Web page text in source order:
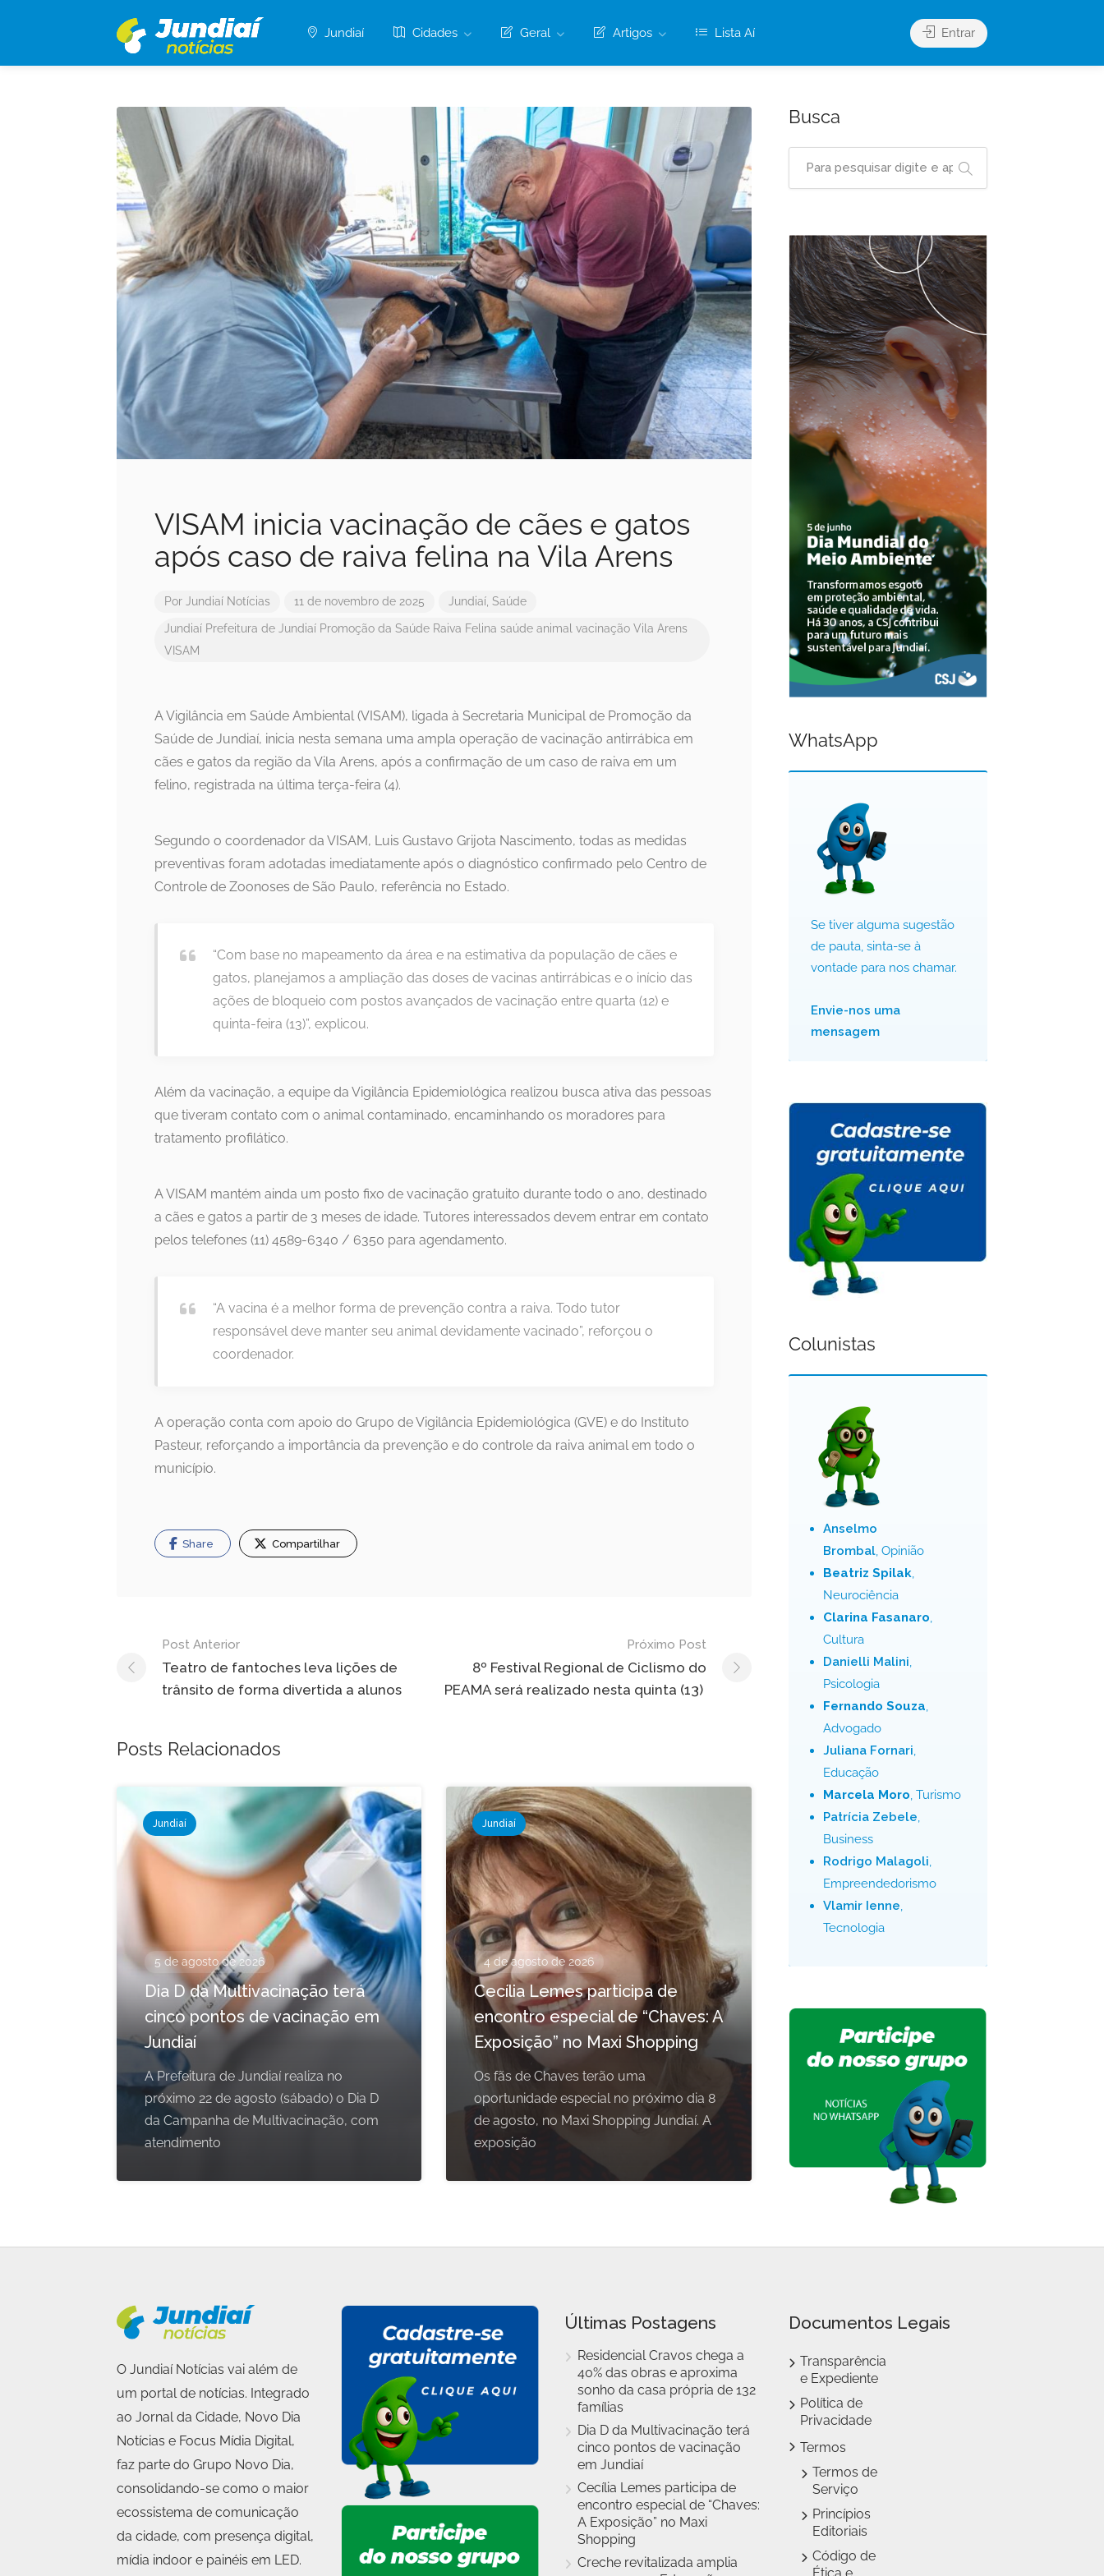
Jundiaí Cidades Geral Artigos Lista Aí Entrar
VISAM inicia vacinação de cães e gatos
após caso de raiva felina na Vila Arens
Por Jundiaí Notícias 11 de novembro de 2025 Jundiaí Saúde
Jundiaí Prefeitura de Jundiaí Promoção da Saúde Raiva Felina saúde animal vacinação Vila Arens
VISAM
A Vigilância em Saúde Ambiental (VISAM), ligada à Secretaria Municipal de Promoção da
Saúde de Jundiaí, inicia nesta semana uma ampla operação de vacinação antirrábica em
cães e gatos da região da Vila Arens, após a confirmação de um caso de raiva em um
felino, registrada na última terça-feira (4).
Segundo o coordenador da VISAM, Luis Gustavo Grijota Nascimento, todas as medidas
preventivas foram adotadas imediatamente após o diagnóstico confirmado pelo Centro de
Controle de Zoonoses de São Paulo, referência no Estado.
“Com base no mapeamento da área e na estimativa da população de cães e
gatos, planejamos a ampliação das doses de vacinas antirrábicas e o início das
ações de bloqueio com postos avançados de vacinação entre quarta (12) e
quinta-feira (13)”, explicou.
Além da vacinação, a equipe da Vigilância Epidemiológica realizou busca ativa das pessoas
que tiveram contato com o animal contaminado, encaminhando os moradores para
tratamento profilático.
A VISAM mantém ainda um posto fixo de vacinação gratuito durante todo o ano, destinado
a cães e gatos a partir de 3 meses de idade. Tutores interessados devem entrar em contato
pelos telefones (11) 4589-6340 / 6350 para agendamento.
“A vacina é a melhor forma de prevenção contra a raiva. Todo tutor
responsável deve manter seu animal devidamente vacinado”, reforçou o
coordenador.
A operação conta com apoio do Grupo de Vigilância Epidemiológica (GVE) e do Instituto
Pasteur, reforçando a importância da prevenção e do controle da raiva animal em todo o
município.
Share Compartilhar
Navegação
de
Post
Post Anterior
Teatro de fantoches leva lições de
trânsito de forma divertida a alunos
Próximo Post
8º Festival Regional de Ciclismo do
PEAMA será realizado nesta quinta (13)
Posts Relacionados
Jundiaí
5 de agosto de 2026
Dia D da Multivacinação terá
cinco pontos de vacinação em
Jundiaí
A Prefeitura de Jundiaí realiza no
próximo 22 de agosto (sábado) o Dia D
da Campanha de Multivacinação, com
atendimento
Jundiaí
4 de agosto de 2026
Cecília Lemes participa de
encontro especial de “Chaves: A
Exposição” no Maxi Shopping
Os fãs de Chaves terão uma
oportunidade especial no próximo dia 8
de agosto, no Maxi Shopping Jundiaí. A
exposição
Busca
WhatsApp
Se tiver alguma sugestão
de pauta, sinta-se à
vontade para nos chamar.
Envie-nos uma
mensagem
Colunistas
Anselmo
Brombal, Opinião
Beatriz Spilak,
Neurociência
Clarina Fasanaro,
Cultura
Danielli Malini,
Psicologia
Fernando Souza,
Advogado
Juliana Fornari,
Educação
Marcela Moro, Turismo
Patrícia Zebele,
Business
Rodrigo Malagoli,
Empreendedorismo
Vlamir Ienne,
Tecnologia
O Jundiaí Notícias vai além de
um portal de notícias. Integrado
ao Jornal da Cidade, Novo Dia
Notícias e Focus Mídia Digital,
faz parte do Grupo Novo Dia,
consolidando-se como o maior
ecossistema de comunicação
da cidade, com presença digital,
mídia indoor e painéis em LED.
Últimas Postagens
Residencial Cravos chega a
40% das obras e aproxima
sonho da casa própria de 132
famílias
Dia D da Multivacinação terá
cinco pontos de vacinação
em Jundiaí
Cecília Lemes participa de
encontro especial de “Chaves:
A Exposição” no Maxi
Shopping
Creche revitalizada amplia
Documentos Legais
Transparência
e Expediente
Política de
Privacidade
Termos
Termos de
Serviço
Princípios
Editoriais
Código de